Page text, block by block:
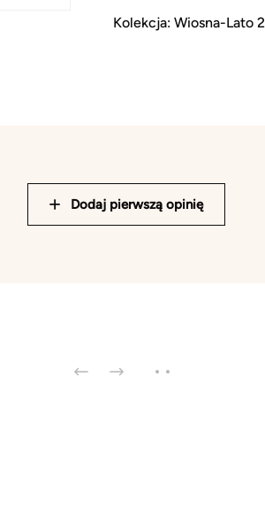
Kolekcja: Wiosna-Lato
Dodaj pierwszą opinię